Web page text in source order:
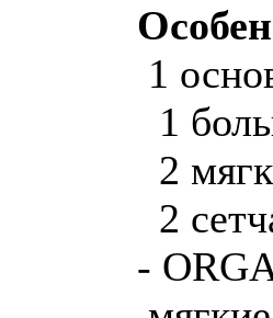
1
1
2
2
-